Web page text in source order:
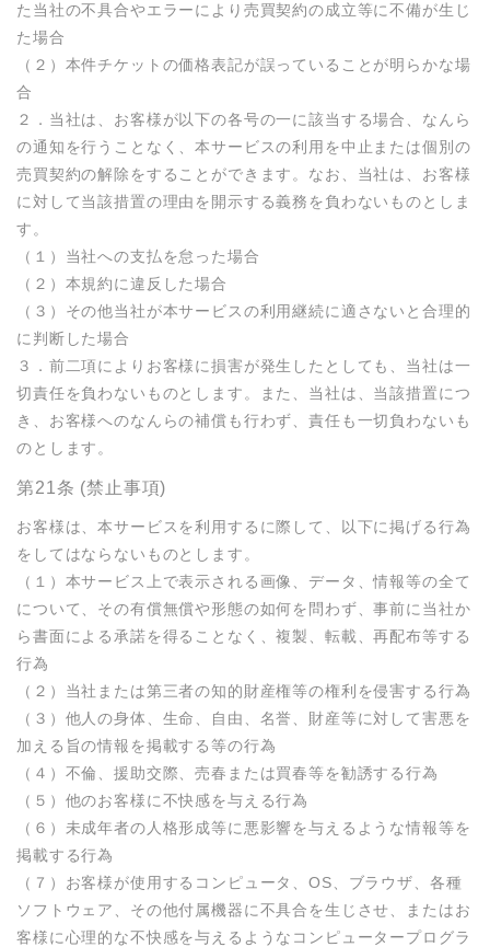
た当社の不具合やエラーにより売買契約の成立等に不備が生じ
た場合
（２）本件チケットの価格表記が誤っていることが明らかな場
合
２．当社は、お客様が以下の各号の一に該当する場合、なんら
の通知を行うことなく、本サービスの利用を中止または個別の
売買契約の解除をすることができます。なお、当社は、お客様
に対して当該措置の理由を開示する義務を負わないものとしま
す。
（１）当社への支払を怠った場合
（２）本規約に違反した場合
（３）その他当社が本サービスの利用継続に適さないと合理的
に判断した場合
３．前二項によりお客様に損害が発生したとしても、当社は一
切責任を負わないものとします。また、当社は、当該措置につ
き、お客様へのなんらの補償も行わず、責任も一切負わないも
のとします。
第21条 (禁止事項)
お客様は、本サービスを利用するに際して、以下に掲げる行為
をしてはならないものとします。
（１）本サービス上で表示される画像、データ、情報等の全て
について、その有償無償や形態の如何を問わず、事前に当社か
ら書面による承諾を得ることなく、複製、転載、再配布等する
行為
（２）当社または第三者の知的財産権等の権利を侵害する行為
（３）他人の身体、生命、自由、名誉、財産等に対して害悪を
加える旨の情報を掲載する等の行為
（４）不倫、援助交際、売春または買春等を勧誘する行為
（５）他のお客様に不快感を与える行為
（６）未成年者の人格形成等に悪影響を与えるような情報等を
掲載する行為
（７）お客様が使用するコンピュータ、OS、ブラウザ、各種
ソフトウェア、その他付属機器に不具合を生じさせ、またはお
客様に心理的な不快感を与えるようなコンピュータープログラ